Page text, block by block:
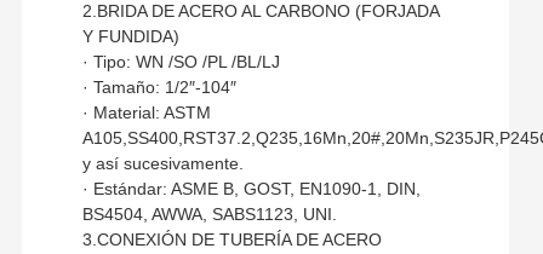
2.BRIDA DE ACERO AL CARBONO (FORJADA
Y FUNDIDA)
· Tipo: WN /SO /PL /BL/LJ
· Tamaño: 1/2″-104″
· Material: ASTM
y así sucesivamente.
· Estándar: ASME B, GOST, EN1090-1, DIN,
BS4504, AWWA, SABS1123, UNI.
3.CONEXIÓN DE TUBERÍA DE ACERO